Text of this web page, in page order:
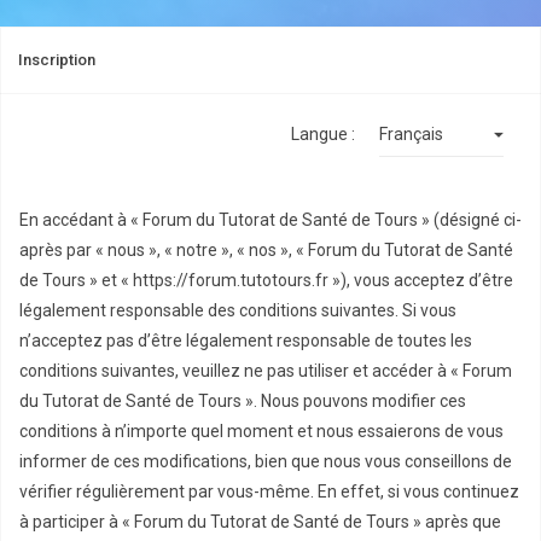
Inscription
Langue :
En accédant à « Forum du Tutorat de Santé de Tours » (désigné ci-
après par « nous », « notre », « nos », « Forum du Tutorat de Santé
de Tours » et « https://forum.tutotours.fr »), vous acceptez d’être
légalement responsable des conditions suivantes. Si vous
n’acceptez pas d’être légalement responsable de toutes les
conditions suivantes, veuillez ne pas utiliser et accéder à « Forum
du Tutorat de Santé de Tours ». Nous pouvons modifier ces
conditions à n’importe quel moment et nous essaierons de vous
informer de ces modifications, bien que nous vous conseillons de
vérifier régulièrement par vous-même. En effet, si vous continuez
à participer à « Forum du Tutorat de Santé de Tours » après que